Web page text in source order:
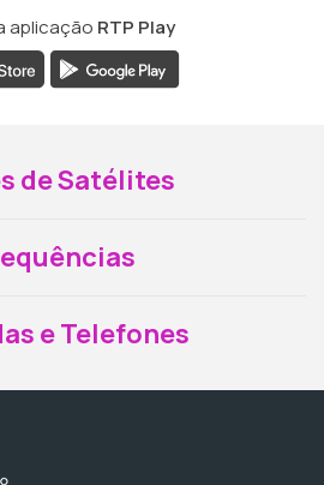
aplicação RTP Play
de Satélites
e Telefones